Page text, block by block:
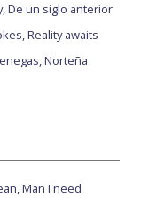
De un siglo anterior
Reality awaits
Norteña
Man I need